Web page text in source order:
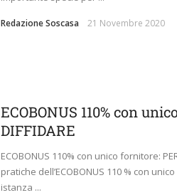
Redazione Soscasa 21 Novembre 2020
ECOBONUS 110% con
DIFFIDARE
ECOBONUS 110% con unico fornitore:
pratiche dell’ECOBONUS 110 % con
istanza ...